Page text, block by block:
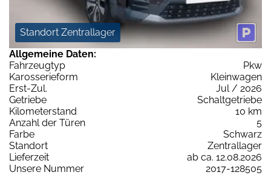
Standort Zentrallager
Allgemeine Daten:
Fahrzeugtyp
Pkw
Karosserieform
Kleinwagen
Erst-Zul.
Jul / 2026
Getriebe
Schaltgetriebe
Kilometerstand
10 km
Anzahl der Türen
5
Farbe
Schwarz
Standort
Zentrallager
Lieferzeit
ab ca. 12.08.2026
Unsere Nummer
2017-128505